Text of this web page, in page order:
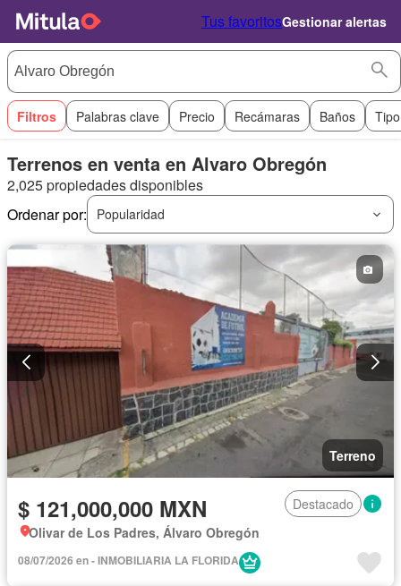
Tus favoritosGestionar alertas
Filtros Palabras clave Precio Recámaras Baños
Terrenos en venta en Alvaro Obregón
2,025 propiedades disponibles
Ordenar por:
Popularidad
Terreno
$ 121,000,000 MXN
Destacado
Olivar de Los Padres, Álvaro Obregón
08/07/2026 en - INMOBILIARIA LA FLORIDA